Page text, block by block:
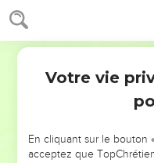
Josué 20
des anciens de cette ville
recueilleront auprès d'eux
lieu pour habiter avec eux.
Et si le vengeur du sang
l'homicide en sa main ;
Et il habitera dans cette
Votre vie
En cliquant sur le bouton
acceptez que